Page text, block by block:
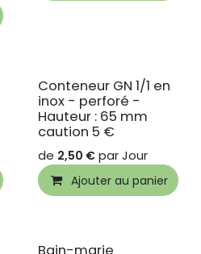
Conteneur GN 1/1 en
inox - perforé -
Hauteur : 65 mm
caution 5 €
de 2,50 € parJour
Ajouter au panier